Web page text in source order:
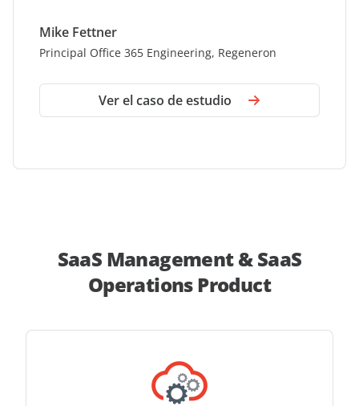
Mike Fettner
Principal Office 365 Engineering, Regeneron
Ver el caso de estudio
SaaS Management & SaaS
Operations Product